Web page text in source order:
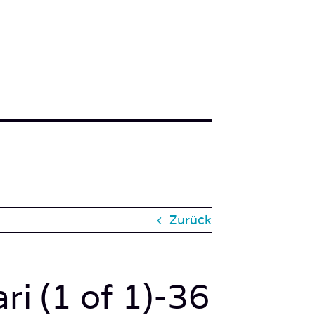
Zurück
(1 of 1)-36